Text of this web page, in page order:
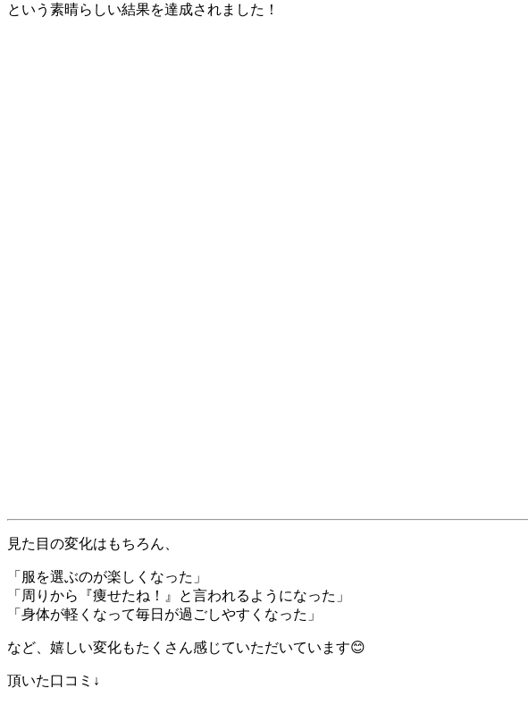
という素晴らしい結果を達成されました！
見た目の変化はもちろん、
「服を選ぶのが楽しくなった」
「周りから『痩せたね！』と言われるようになった」
「身体が軽くなって毎日が過ごしやすくなった」
など、嬉しい変化もたくさん感じていただいています😊
頂いた口コミ↓